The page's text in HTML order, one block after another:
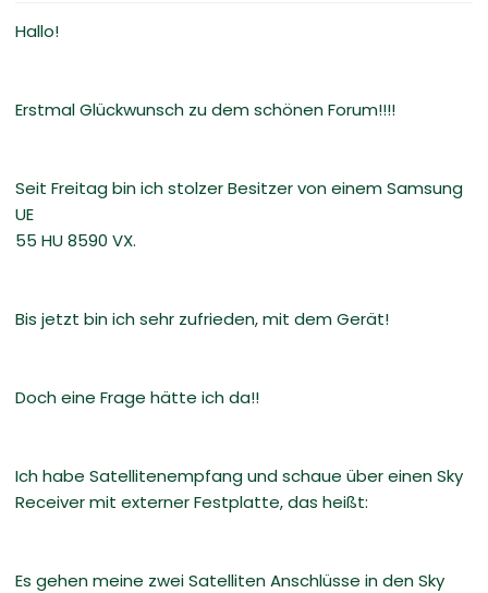
Hallo!
Erstmal Glückwunsch zu dem schönen Forum!!!!
Seit Freitag bin ich stolzer Besitzer von einem Samsung
UE
55 HU 8590 VX.
Bis jetzt bin ich sehr zufrieden, mit dem Gerät!
Doch eine Frage hätte ich da!!
Ich habe Satellitenempfang und schaue über einen Sky
Receiver mit externer Festplatte, das heißt:
Es gehen meine zwei Satelliten Anschlüsse in den Sky